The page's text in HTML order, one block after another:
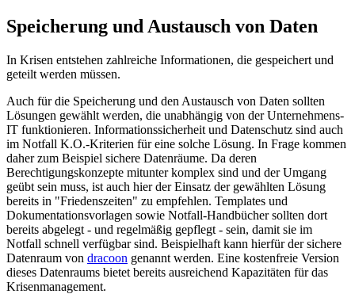
Speicherung und Austausch von Daten
In Krisen entstehen zahlreiche Informationen, die gespeichert und
geteilt werden müssen.
Auch für die Speicherung und den Austausch von Daten sollten
Lösungen gewählt werden, die unabhängig von der Unternehmens-
IT funktionieren. Informationssicherheit und Datenschutz sind auch
im Notfall K.O.-Kriterien für eine solche Lösung. In Frage kommen
daher zum Beispiel sichere Datenräume. Da deren
Berechtigungskonzepte mitunter komplex sind und der Umgang
geübt sein muss, ist auch hier der Einsatz der gewählten Lösung
bereits in "Friedenszeiten" zu empfehlen. Templates und
Dokumentationsvorlagen sowie Notfall-Handbücher sollten dort
bereits abgelegt - und regelmäßig gepflegt - sein, damit sie im
Notfall schnell verfügbar sind. Beispielhaft kann hierfür der sichere
Datenraum von dracoon genannt werden. Eine kostenfreie Version
dieses Datenraums bietet bereits ausreichend Kapazitäten für das
Krisenmanagement.